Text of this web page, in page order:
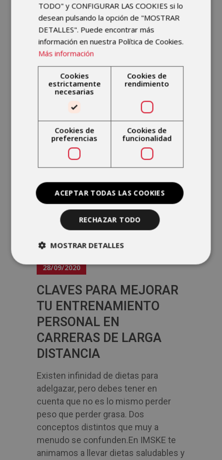
Con motivo del Día Internacional de
las Personas de Edad que se celebra
hoy, te contamos las ventajas de un
adecuado entrenamiento de fuerza
en personas mayores con el objetivo
de que puedan seguir realizando sus
tareas cotidianas del día a día. ...
porimske
28/09/2020
CLAVES PARA MEJORAR
TU ENTRENAMIENTO
PERSONAL EN
CARRERAS DE LARGA
DISTANCIA
Existen infinidad de dietas para
adelgazar, pero debes tener en
cuenta que no es lo mismo perder
peso que perder grasa. Dos
conceptos distintos que muy a
menudo se confunden.En IMSKE te
animamos a llevar dietas saludables y
TODO" y CONFIGURAR LAS COOKIES si lo
desean pulsando la opción de "MOSTRAR
DETALLES". Puede encontrar más
información en nuestra Política de Cookies.
Más información
Cookies
estrictamente
necesarias
Cookies de
rendimiento
Cookies de
preferencias
Cookies de
funcionalidad
ACEPTAR TODAS LAS COOKIES
RECHAZAR TODO
MOSTRAR DETALLES